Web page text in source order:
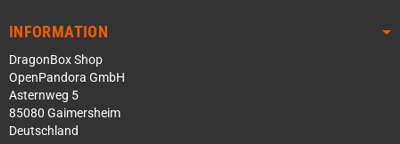
INFORMATION
DragonBox Shop
OpenPandora GmbH
Asternweg 5
85080 Gaimersheim
Deutschland